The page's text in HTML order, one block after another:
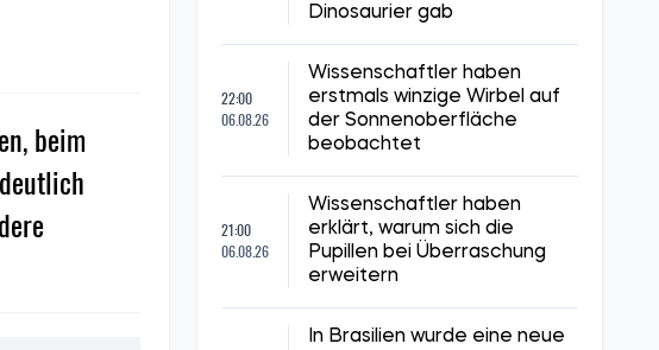
beim
Dinosaurier gab
22:00
06.08.26
Wissenschaftler haben
erstmals winzige Wirbel auf
der Sonnenoberfläche
beobachtet
21:00
06.08.26
Wissenschaftler haben
erklärt, warum sich die
Pupillen bei Überraschung
erweitern
In Brasilien wurde eine neue